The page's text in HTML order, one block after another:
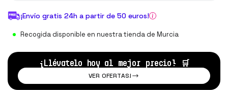
¡Envío gratis 24h a partir de 50 euros!
Recogida disponible en nuestra tienda de Murcia
¡Llévatelo hoy al mejor precio! 🛒
VER OFERTAS!